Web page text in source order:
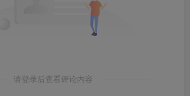
请登录后查看评论内容